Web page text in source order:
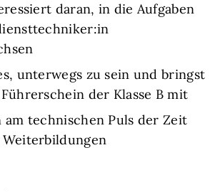
daran, in die Aufgaben
unterwegs zu sein und bringst
der Klasse B mit
am technischen Puls der Zeit